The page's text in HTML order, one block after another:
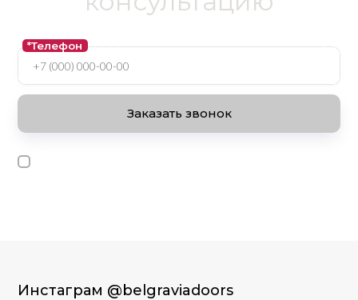
*Телефон
Инстаграм @belgraviadoors